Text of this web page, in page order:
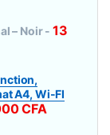
– Noir-13
A4, Wi-FI
CFA